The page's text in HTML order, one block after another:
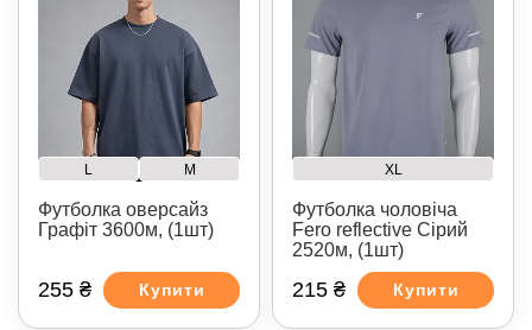
L M
Футболка оверсайз
Графіт 3600м, (1шт)
255 ₴ Купити
XL
Футболка чоловіча
Fero reflective Сірий
2520м, (1шт)
215 ₴ Купити